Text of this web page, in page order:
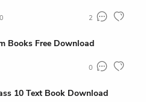
2
Books Free Download
0
10 Text Book Download